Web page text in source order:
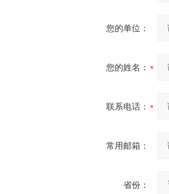
您的单位：
您的姓名：
联系电话：
常用邮箱：
省份：